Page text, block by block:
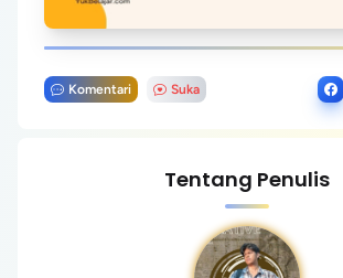
Komentari Suka
Tentang Penulis